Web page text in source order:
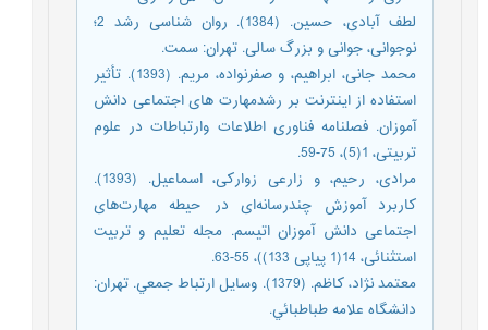
لطف آبادى، حسین. (1384). روان شناسى رشد 2؛
نوجوانى، جوانى و بزرگ سالى. تهران: سمت.
محمد جانی، ابراهیم، و صفرنواده، مریم. (1393). تأثیر
استفاده از اینترنت بر رشدمهارت های اجتماعی دانش
آموزان. فصلنامه فناوری اطلاعات وارتباطات در علوم
تربیتی، 1(5)، 75-59.
مرادی، رحیم، و زارعی زوارکی، اسماعیل. (1393).
کاربرد آموزش چندرسانه‌ای در حیطه مهارت‌های
اجتماعی دانش آموزان اتیسم. مجله تعلیم و تربیت
استثنائی، 14(1 پیاپی 133))، 55-63.
معتمد نژاد، كاظم. (1379). وسايل ارتباط جمعي. تهران:
دانشگاه علامه طباطبائي.